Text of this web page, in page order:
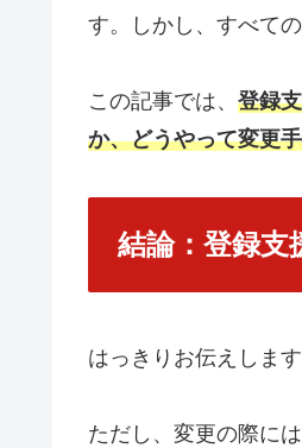
す。しかし、すべて
この記事では、 登録
か、どうやって変更
結論：登録支
はっきりお伝えします
ただし、変更の際に